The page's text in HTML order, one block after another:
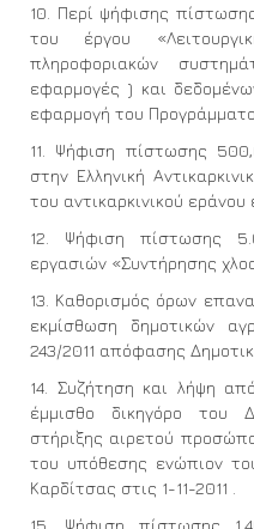
10. Περί ψήφισης
του έργου
πληροφοριακών
εφαρμογές ) και
εφαρμογή του
11. Ψήφιση πίστωσης
στην Ελληνική
του αντικαρκινικού εράνου
12. Ψήφιση πίστωσης
εργασιών «Συντήρησης
13. Καθορισμός όρων
εκμίσθωση δημοτικών
243/2011 απόφασης
14. Συζήτηση και λήψη
έμμισθο δικηγόρο του
στήριξης αιρετού
του υπόθεσης ενώπιον
Καρδίτσας στις 1-11-2011 .
15. Ψήφιση πίστωσης